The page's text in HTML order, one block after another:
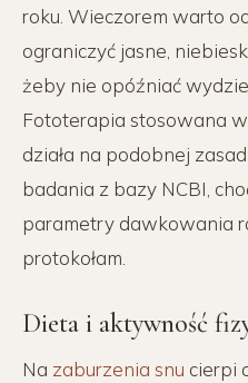
roku. Wieczorem warto
ograniczyć jasne,
żeby nie opóźniać
Fototerapia stosowana
działa na podobnej
badania z bazy NCBI,
parametry dawkowania
protokołam.
Dieta i aktywność
Na zaburzenia snu cierpi